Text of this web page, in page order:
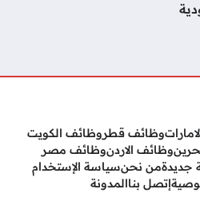
وظائف قطروظائف الكويت
وظائف الاردنوظائف مصر
جديدةمن نحنسياسة الإستخدام
إتصل بناالمدونة